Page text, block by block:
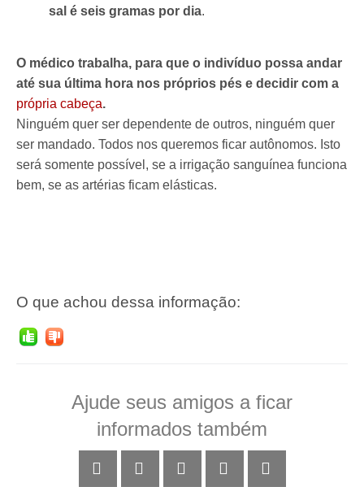
sal é seis gramas por dia.
O médico trabalha, para que o indivíduo possa andar
até sua última hora nos próprios pés e decidir com a
própria cabeça.
Ninguém quer ser dependente de outros, ninguém quer
ser mandado. Todos nos queremos ficar autônomos. Isto
será somente possível, se a irrigação sanguínea funciona
bem, se as artérias ficam elásticas.
O que achou dessa informação:
Ajude seus amigos a ficar
informados também